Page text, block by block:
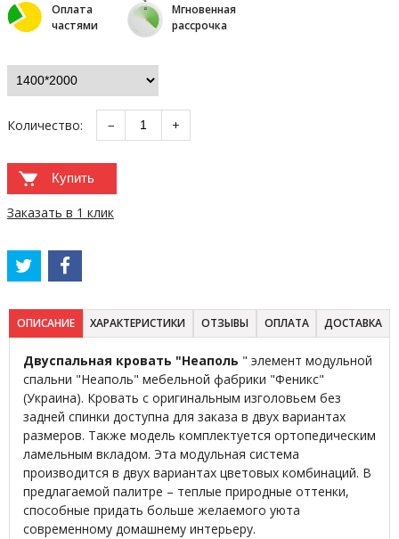
Оплата
частями
Мгновенная
рассрочка
Количество: − +
Купить
Заказать в 1 клик
ОПИСАНИЕ ХАРАКТЕРИСТИКИ ОТЗЫВЫ ОПЛАТА ДОСТАВКА
Двуспальная кровать "Неаполь " элемент модульной
спальни "Неаполь" мебельной фабрики "Феникс"
(Украина). Кровать с оригинальным изголовьем без
задней спинки доступна для заказа в двух вариантах
размеров. Также модель комплектуется ортопедическим
ламельным вкладом. Эта модульная система
производится в двух вариантах цветовых комбинаций. В
предлагаемой палитре – теплые природные оттенки,
способные придать больше желаемого уюта
современному домашнему интерьеру.